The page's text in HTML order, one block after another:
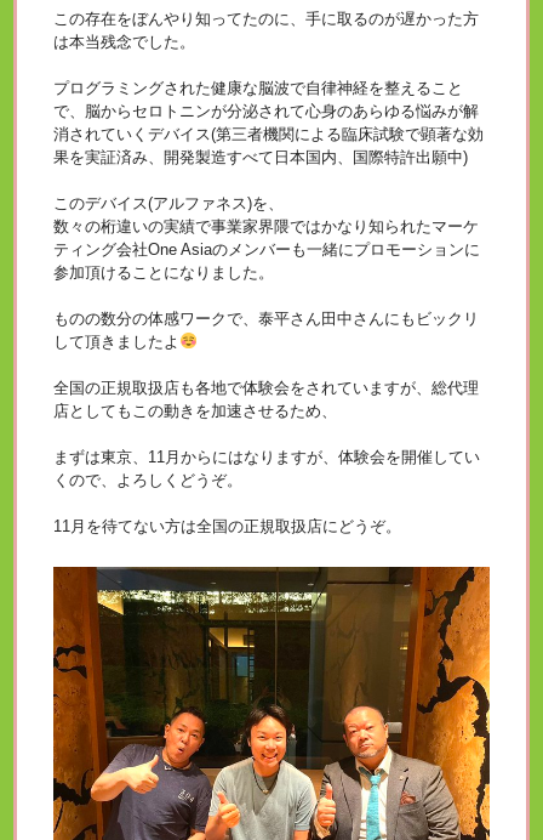
この存在をぼんやり知ってたのに、手に取るのが遅かった方
は本当残念でした。
プログラミングされた健康な脳波で自律神経を整えること
で、脳からセロトニンが分泌されて心身のあらゆる悩みが解
消されていくデバイス(第三者機関による臨床試験で顕著な効
果を実証済み、開発製造すべて日本国内、国際特許出願中)
このデバイス(アルファネス)を、
数々の桁違いの実績で事業家界隈ではかなり知られたマーケ
ティング会社One Asiaのメンバーも一緒にプロモーションに
参加頂けることになりました。
ものの数分の体感ワークで、泰平さん田中さんにもビックリ
して頂きましたよ
全国の正規取扱店も各地で体験会をされていますが、総代理
店としてもこの動きを加速させるため、
まずは東京、11月からにはなりますが、体験会を開催してい
くので、よろしくどうぞ。
11月を待てない方は全国の正規取扱店にどうぞ。